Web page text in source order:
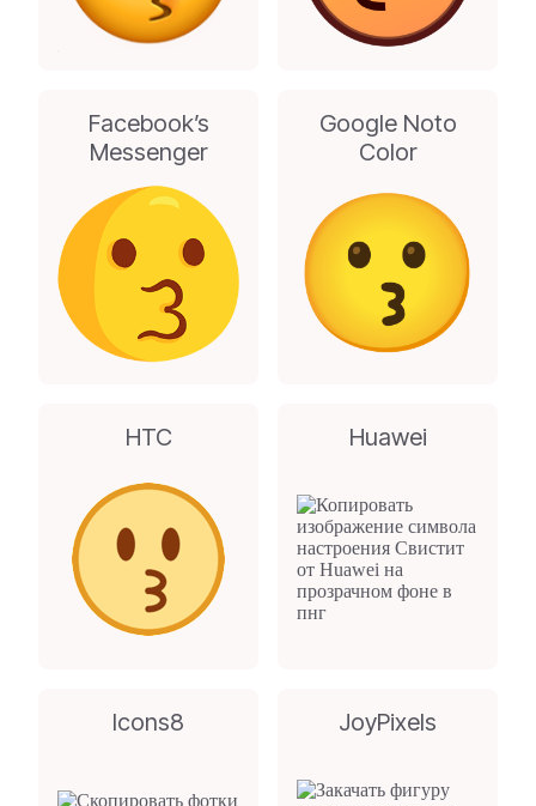
Facebook’s
Messenger
Google Noto
Color
HTC Huawei
Icons8 JoyPixels